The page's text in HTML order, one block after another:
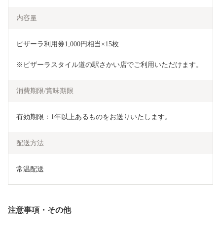
内容量
ピザーラ利用券1,000円相当×15枚
※ピザーラスタイル道の駅さかい店でご利用いただけます。
消費期限/賞味期限
有効期限：1年以上あるものをお送りいたします。
配送方法
常温配送
注意事項・その他